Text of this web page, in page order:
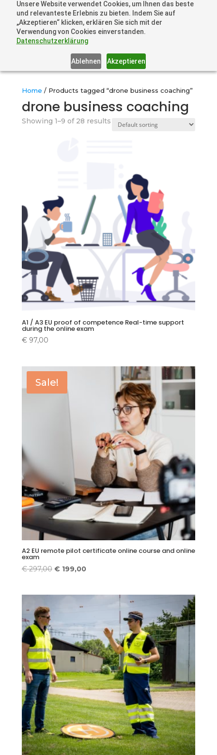
Unsere Website verwendet Cookies, um Ihnen das beste
und relevanteste Erlebnis zu bieten. Indem Sie auf
„Akzeptieren“ klicken, erklären Sie sich mit der
Verwendung von Cookies einverstanden.
Datenschutzerklärung
Ablehnen Akzeptieren
+41 44505 6667 oder +49 157 3598 0006
info@dronelions.academy
Home / Products tagged “drone business coaching”
drone business coaching
Showing 1–9 of 28 results
A1 / A3 EU proof of competence Real-time support
during the online exam
€97,00
Sale!
A2 EU remote pilot certificate online course and online
exam
€297,00 Original
€ 199,00Current